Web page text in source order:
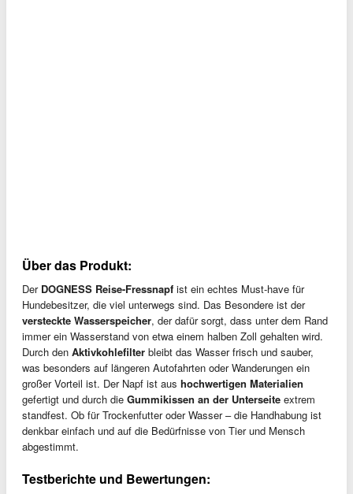
Über das Produkt:
Der DOGNESS Reise-Fressnapf ist ein echtes Must-have für
Hundebesitzer, die viel unterwegs sind. Das Besondere ist der
versteckte Wasserspeicher, der dafür sorgt, dass unter dem Rand
immer ein Wasserstand von etwa einem halben Zoll gehalten wird.
Durch den Aktivkohlefilter bleibt das Wasser frisch und sauber,
was besonders auf längeren Autofahrten oder Wanderungen ein
großer Vorteil ist. Der Napf ist aus hochwertigen Materialien
gefertigt und durch die Gummikissen an der Unterseite extrem
standfest. Ob für Trockenfutter oder Wasser – die Handhabung ist
denkbar einfach und auf die Bedürfnisse von Tier und Mensch
abgestimmt.
Testberichte und Bewertungen: